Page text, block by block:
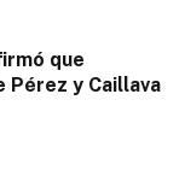
que
y Caillava